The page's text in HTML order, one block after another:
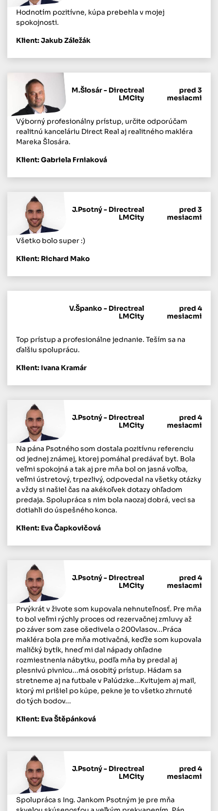
Hodnotím pozitívne, kúpa prebehla v mojej
spokojnosti.
Klient: Jakub Záležák
M.Šlosár - Directreal
LMCity
pred 3
mesiacmi
Výborný profesionálny prístup, určite odporúčam
realitnú kanceláriu Direct Real aj realitného makléra
Mareka Šlosára.
Klient: Gabriela Frniaková
J.Psotný - Directreal
LMCity
pred 3
mesiacmi
Všetko bolo super :)
Klient: Richard Mako
V.Španko - Directreal
LMCity
pred 4
mesiacmi
Top prístup a profesionálne jednanie. Teším sa na
ďalšiu spoluprácu.
Klient: Ivana Kramár
J.Psotný - Directreal
LMCity
pred 4
mesiacmi
Na pána Psotného som dostala pozitívnu referenciu
od jednej známej, ktorej pomáhal predávať byt. Bola
veľmi spokojná a tak aj pre mňa bol on jasná voľba,
veľmi ústretový, trpezlivý, odpovedal na všetky otázky
a vždy si našiel čas na akékoľvek dotazy ohľadom
predaja. Spolupráca s nim bola naozaj dobrá, veci sa
dotiahli do úspešného konca.
Klient: Eva Čapkovičová
J.Psotný - Directreal
LMCity
pred 4
mesiacmi
Prvýkrát v živote som kupovala nehnuteľnosť. Pre mňa
to bol veľmi rýchly proces od rezervačnej zmluvy až
po záver som zase ošedivela o 200vlasov...Práca
makléra bola pre mňa motivačná, keďže som kupovala
maličký bytík, hneď mi dal nápady ohľadne
rozmiestnenia nábytku, podľa mňa by predal aj
plesnivú pivnicu...má osobitý prístup. Hádam sa
stretneme aj na futbale v Palúdzke...Kvitujem aj mail,
ktorý mi prišiel po kúpe, pekne je to všetko zhrnuté
do tých bodov...
Klient: Eva Štěpánková
J.Psotný - Directreal
LMCity
pred 4
mesiacmi
Spolupráca s Ing. Jankom Psotným je pre mňa